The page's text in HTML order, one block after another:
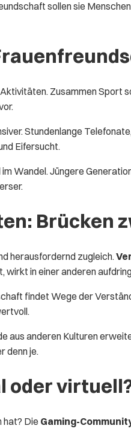
sollen sie
Zusammen Sport
Stundenlange
Eifersucht.
Wandel. Jüngere
Brücken
herausfordernd zugleich.
wirkt in einer anderen
findet Wege der
aus anderen Kulturen
denn je.
oder
hat? Die Gaming-